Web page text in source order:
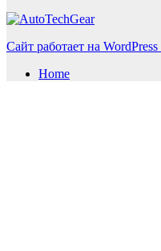
Сайт работает на WordPress
Home